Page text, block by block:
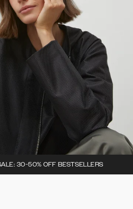
30-50% OFF BESTSELLERS